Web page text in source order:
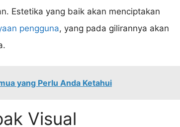
Estetika yang baik akan menciptakan
pengguna, yang pada gilirannya akan
yang Perlu Anda Ketahui
Visual